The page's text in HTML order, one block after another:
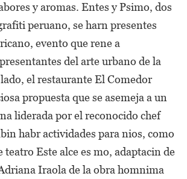
y aromas. Entes y Psimo, dos
peruano, se harn presentes
evento que rene a
del arte urbano de la
el restaurante El Comedor
propuesta que se asemeja a un
liderada por el reconocido chef
habr actividades para nios, como
teatro Este alce es mo, adaptacin de
Iraola de la obra homnima